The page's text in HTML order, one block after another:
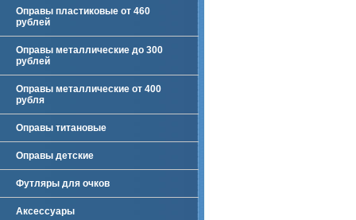
Оправы пластиковые от 460
рублей
Оправы металлические до 300
рублей
Оправы металлические от 400
рубля
Оправы титановые
Оправы детские
Футляры для очков
Аксессуары